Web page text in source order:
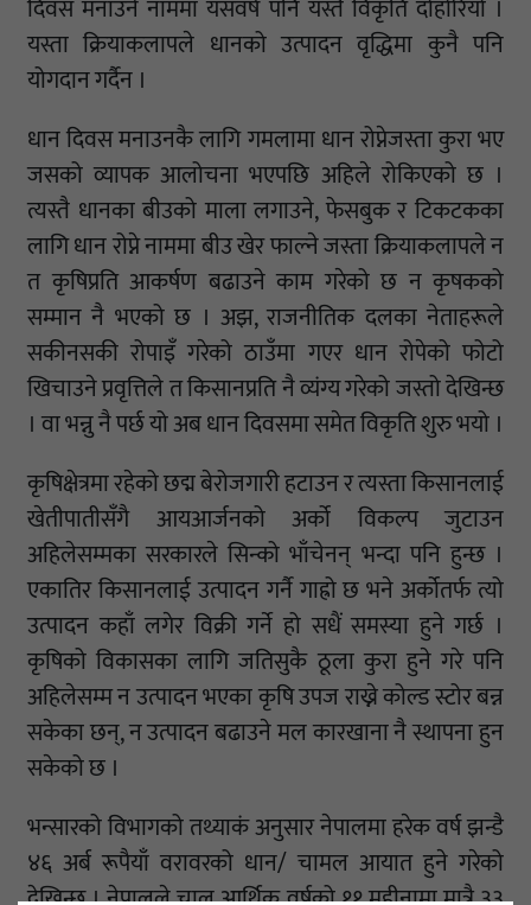
दिवस मनाउने नाममा यसवर्ष पनि यस्तै विकृति दोहोरियो ।
यस्ता क्रियाकलापले धानको उत्पादन वृद्धिमा कुनै पनि
योगदान गर्दैन ।
धान दिवस मनाउनकै लागि गमलामा धान रोप्नेजस्ता कुरा भए
जसको व्यापक आलोचना भएपछि अहिले रोकिएको छ ।
त्यस्तै धानका बीउको माला लगाउने, फेसबुक र टिकटकका
लागि धान रोप्ने नाममा बीउ खेर फाल्ने जस्ता क्रियाकलापले न
त कृषिप्रति आकर्षण बढाउने काम गरेको छ न कृषकको
सम्मान नै भएको छ । अझ, राजनीतिक दलका नेताहरूले
सकीनसकी रोपाइँ गरेको ठाउँमा गएर धान रोपेको फोटो
खिचाउने प्रवृत्तिले त किसानप्रति नै व्यंग्य गरेको जस्तो देखिन्छ
। वा भन्नु नै पर्छ यो अब धान दिवसमा समेत विकृति शुरु भयो ।
कृषिक्षेत्रमा रहेको छद्म बेरोजगारी हटाउन र त्यस्ता किसानलाई
खेतीपातीसँगै आयआर्जनको अर्को विकल्प जुटाउन
अहिलेसम्मका सरकारले सिन्को भाँचेनन् भन्दा पनि हुन्छ ।
एकातिर किसानलाई उत्पादन गर्नै गाह्रो छ भने अर्कोतर्फ त्यो
उत्पादन कहाँ लगेर विक्री गर्ने हो सधैं समस्या हुने गर्छ ।
कृषिको विकासका लागि जतिसुकै ठूला कुरा हुने गरे पनि
अहिलेसम्म न उत्पादन भएका कृषि उपज राख्ने कोल्ड स्टोर बन्न
सकेका छन्, न उत्पादन बढाउने मल कारखाना नै स्थापना हुन
सकेको छ ।
भन्सारको विभागको तथ्याकं अनुसार नेपालमा हरेक वर्ष झन्डै
४६ अर्ब रूपैयाँ वरावरको धान/ चामल आयात हुने गरेको